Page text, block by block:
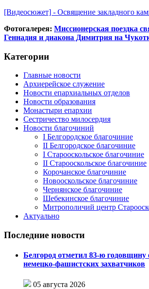
[Видеосюжет] - Освящение закладного
Фотогалерея: Миссионерская поездка
Геннадия и диакона Димитрия на
Категории
Главные новости
Архиерейское служение
Новости епархиальных отделов
Новости образования
Монастыри епархии
Сестричество милосердия
Новости благочиний
I Белгородское благочиние
II Белгородское благочиние
I Старооскольское благочиние
II Старооскольское благочиние
Корочанское благочиние
Новооскольское благочиние
Чернянское благочиние
Шебекинское благочиние
Митрополичий центр
Актуально
Последние новости
Белгород отметил 83-ю годовщину
немецко-фашистских захватчиков
05 августа 2026